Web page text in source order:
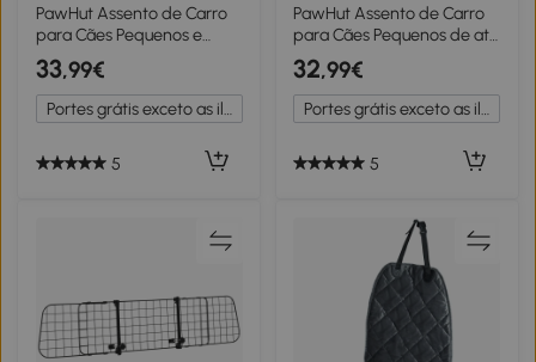
PawHut Assento de Carro
para Cães Pequenos e
Médios até 15 kg com Capa
Removível e Lavável Cinto
de Segurança e Base
Antiderrapante 77x43x28
33,99€
Portes grátis exceto as ilhas
5
PawHut Assento de Carro
para Cães Pequenos de até
5 kg com Cinto de
Segurança e Capa
Removível e Lavável
50x30x31 cm Creme
32,99€
Portes grátis exceto as ilhas
5